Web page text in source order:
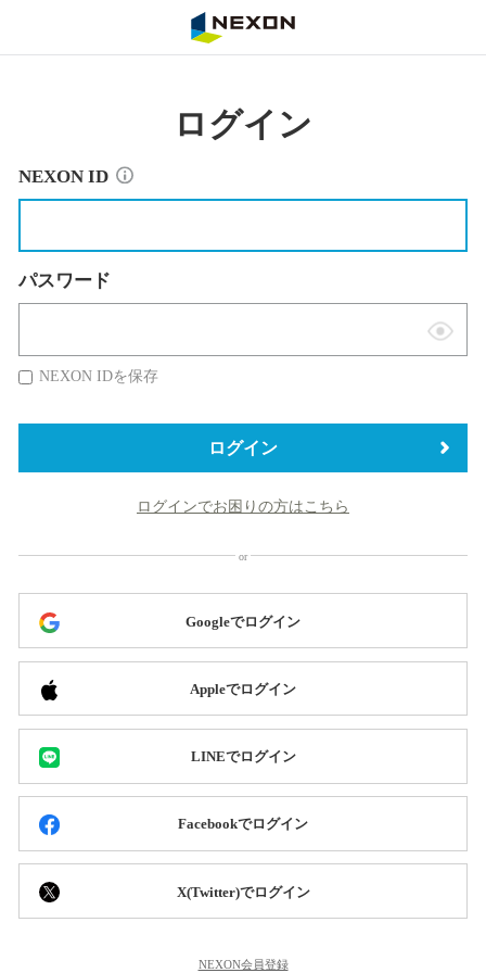
ログイン
NEXON ID
パスワード
表
替
NEXON IDを保存
ログイン
ログインでお困りの方はこちら
Googleでログイン
Appleでログイン
LINEでログイン
Facebookでログイン
X(Twitter)でログイン
NEXON会員登録